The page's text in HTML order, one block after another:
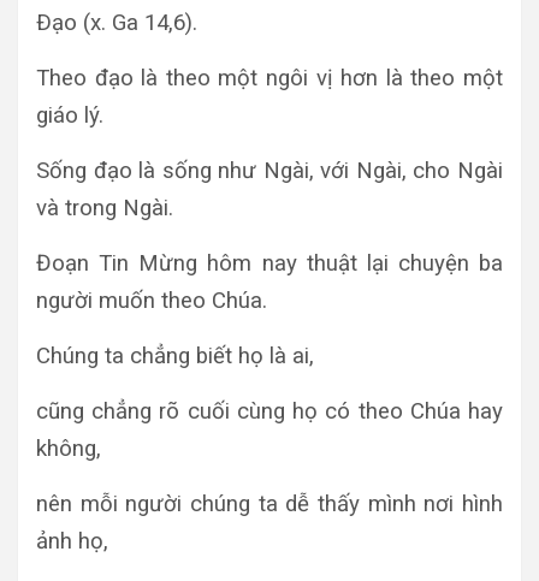
Ðạo (x. Ga 14,6).
Theo đạo là theo một ngôi vị hơn là theo một
giáo lý.
Sống đạo là sống như Ngài, với Ngài, cho Ngài
và trong Ngài.
Đoạn Tin Mừng hôm nay thuật lại chuyện ba
người muốn theo Chúa.
Chúng ta chẳng biết họ là ai,
cũng chẳng rõ cuối cùng họ có theo Chúa hay
không,
nên mỗi người chúng ta dễ thấy mình nơi hình
ảnh họ,